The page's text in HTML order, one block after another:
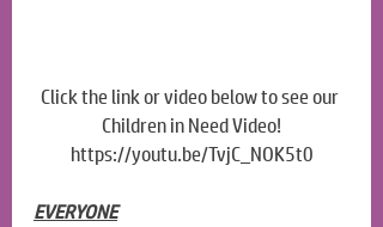
Click the link or video below to see our
Children in Need Video!
https://youtu.be/TvjC_NOK5t0
EVERYONE